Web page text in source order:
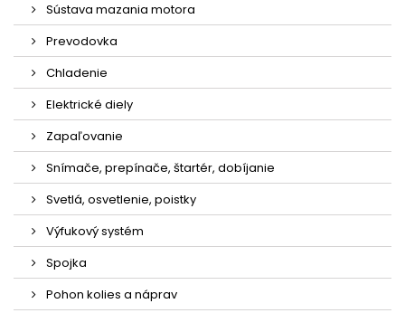
Sústava mazania motora
Prevodovka
Chladenie
Elektrické diely
Zapaľovanie
Snímače, prepínače, štartér, dobíjanie
Svetlá, osvetlenie, poistky
Výfukový systém
Spojka
Pohon kolies a náprav